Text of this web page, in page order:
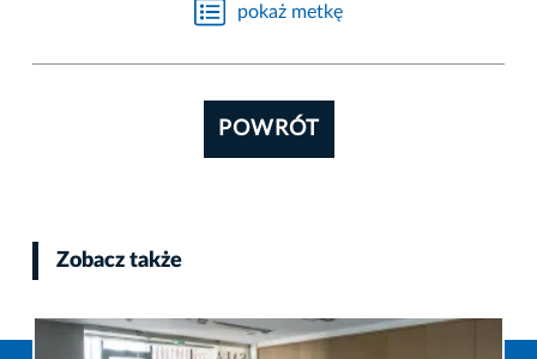
pokaż metkę
POWRÓT
Zobacz także